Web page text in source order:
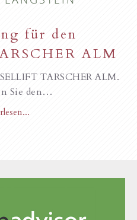
für den
ALM
TARSCHER ALM.
Sie den…